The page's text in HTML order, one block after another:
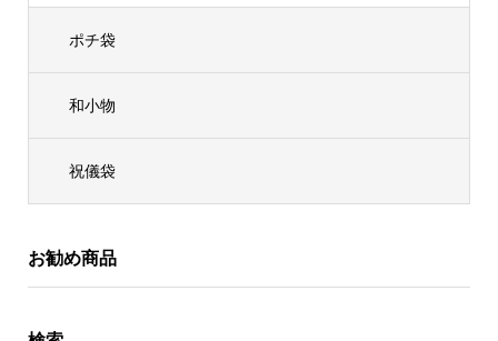
ポチ袋
和小物
祝儀袋
お勧め商品